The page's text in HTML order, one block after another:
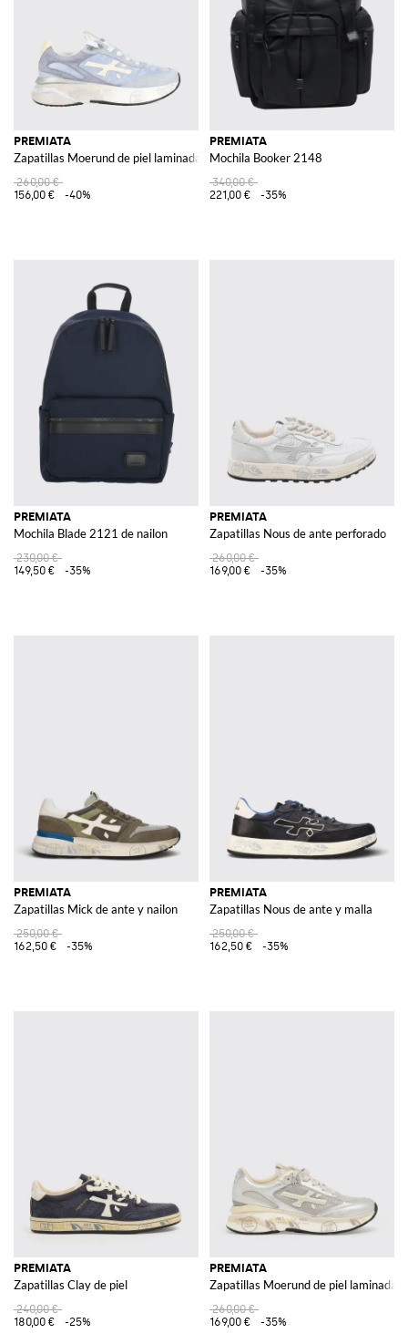
PREMIATA
Zapatillas Moerund de piel laminada y malla
260,00 €
156,00 €
-40%
PREMIATA
Mochila Booker 2148
340,00 €
221,00 €
-35%
PREMIATA
Mochila Blade 2121 de nailon
230,00 €
149,50 €
-35%
PREMIATA
Zapatillas Nous de ante perforado
260,00 €
169,00 €
-35%
PREMIATA
Zapatillas Mick de ante y nailon
250,00 €
162,50 €
-35%
PREMIATA
Zapatillas Nous de ante y malla
250,00 €
162,50 €
-35%
PREMIATA
Zapatillas Clay de piel
240,00 €
180,00 €
-25%
PREMIATA
Zapatillas Moerund de piel laminada
260,00 €
169,00 €
-35%